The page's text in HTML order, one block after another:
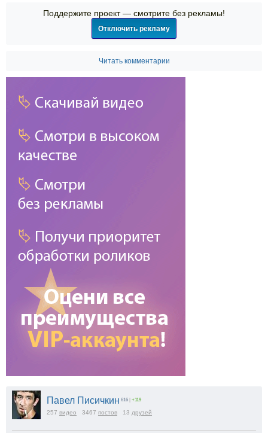
Поддержите проект — смотрите без рекламы!
Отключить рекламу
Читать комментарии
Павел Писичкин 616 +119
257 видео 3467 постов 13 друзей